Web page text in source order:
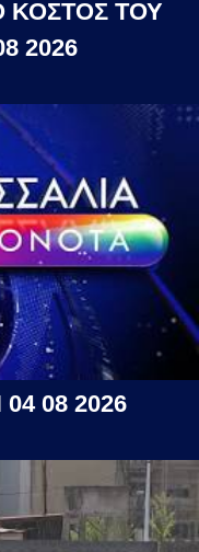
ΚΟΣΤΟΣ ΤΟΥ
2026
08 2026